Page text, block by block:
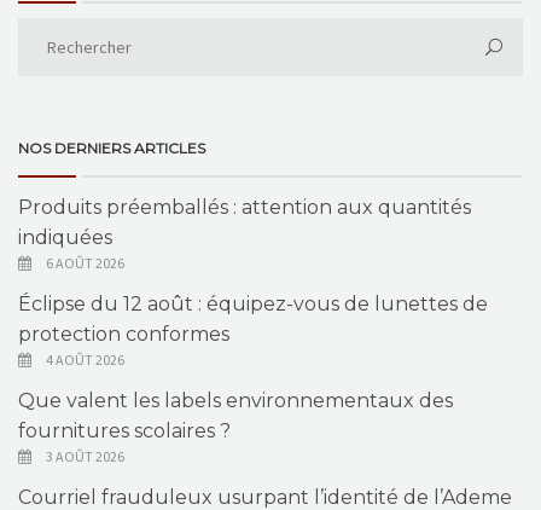
NOS DERNIERS ARTICLES
Produits préemballés : attention aux quantités
indiquées
6 AOÛT 2026
Éclipse du 12 août : équipez-vous de lunettes de
protection conformes
4 AOÛT 2026
Que valent les labels environnementaux des
fournitures scolaires ?
3 AOÛT 2026
Courriel frauduleux usurpant l’identité de l’Ademe